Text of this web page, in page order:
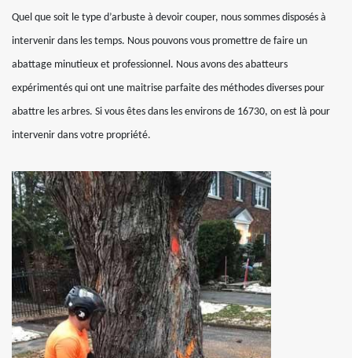
Quel que soit le type d’arbuste à devoir couper, nous sommes disposés à
intervenir dans les temps. Nous pouvons vous promettre de faire un
abattage minutieux et professionnel. Nous avons des abatteurs
expérimentés qui ont une maitrise parfaite des méthodes diverses pour
abattre les arbres. Si vous êtes dans les environs de 16730, on est là pour
intervenir dans votre propriété.